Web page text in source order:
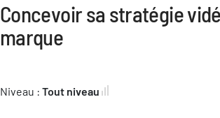
Concevoir sa stratégie
marque
Niveau : Tout niveau